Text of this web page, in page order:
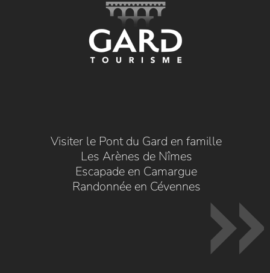
Visiter le Pont du Gard en famille
Les Arènes de Nîmes
Escapade en Camargue
Randonnée en Cévennes